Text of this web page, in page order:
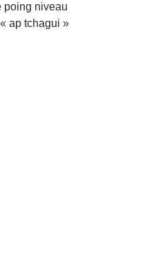
poing niveau
ap tchagui »